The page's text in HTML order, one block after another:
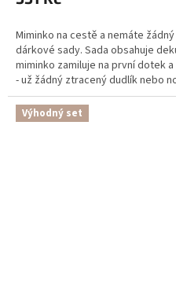
Miminko na cestě a nemáte
dárkové sady. Sada obsahuje
miminko zamiluje na první dotek
- už žádný ztracený dudlík nebo
Výhodný set